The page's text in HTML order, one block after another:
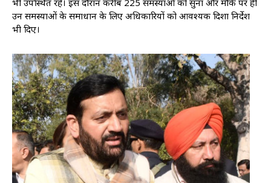
भी उपस्थित रहे। इस दौरान करीब 225 समस्याओं को सुना और मौके पर ही
उन समस्याओं के समाधान के लिए अधिकारियों को आवश्यक दिशा निर्देश
भी दिए।